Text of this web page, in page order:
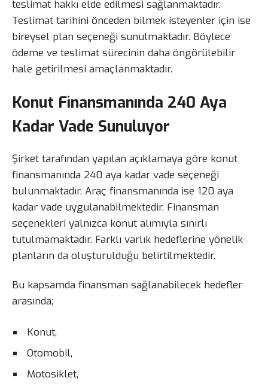
teslimat hakkı elde edilmesi sağlanmaktadır.
Teslimat tarihini önceden bilmek isteyenler için ise
bireysel plan seçeneği sunulmaktadır. Böylece
ödeme ve teslimat sürecinin daha öngörülebilir
hale getirilmesi amaçlanmaktadır.
Konut Finansmanında 240 Aya
Kadar Vade Sunuluyor
Şirket tarafından yapılan açıklamaya göre konut
finansmanında 240 aya kadar vade seçeneği
bulunmaktadır. Araç finansmanında ise 120 aya
kadar vade uygulanabilmektedir. Finansman
seçenekleri yalnızca konut alımıyla sınırlı
tutulmamaktadır. Farklı varlık hedeflerine yönelik
planların da oluşturulduğu belirtilmektedir.
Bu kapsamda finansman sağlanabilecek hedefler
arasında;
Konut,
Otomobil,
Motosiklet,